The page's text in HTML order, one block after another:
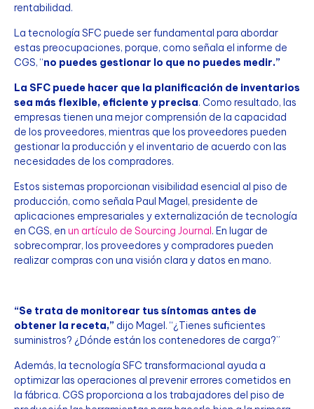
rentabilidad.
La tecnología SFC puede ser fundamental para abordar
estas preocupaciones, porque, como señala el informe de
CGS, “no puedes gestionar lo que no puedes medir.”
La SFC puede hacer que la planificación de inventarios
sea más flexible, eficiente y precisa. Como resultado, las
empresas tienen una mejor comprensión de la capacidad
de los proveedores, mientras que los proveedores pueden
gestionar la producción y el inventario de acuerdo con las
necesidades de los compradores.
Estos sistemas proporcionan visibilidad esencial al piso de
producción, como señala Paul Magel, presidente de
aplicaciones empresariales y externalización de tecnología
en CGS, en un artículo de Sourcing Journal. En lugar de
sobrecomprar, los proveedores y compradores pueden
realizar compras con una visión clara y datos en mano.
“Se trata de monitorear tus síntomas antes de
obtener la receta,” dijo Magel. “¿Tienes suficientes
suministros? ¿Dónde están los contenedores de carga?”
Además, la tecnología SFC transformacional ayuda a
optimizar las operaciones al prevenir errores cometidos en
la fábrica. CGS proporciona a los trabajadores del piso de